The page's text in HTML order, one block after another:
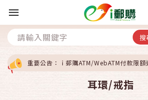
搜
重要公告：ｉ郵購ATM/WebATM付款限額
耳環/戒指